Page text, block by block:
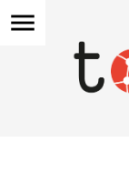
menu